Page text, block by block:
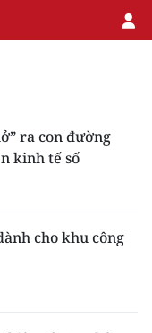
ra con đường
kinh tế số
cho khu công